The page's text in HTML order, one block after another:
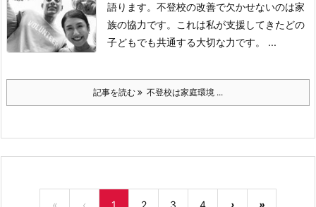
語ります。 不登校の改善で欠かせないのは家
族の協力です。
これは私が支援してきたどの
子どもでも共通する大切な力です。
...
記事を読む 不登校は家庭環境 ...
« ‹ 1 2 3 4 › »